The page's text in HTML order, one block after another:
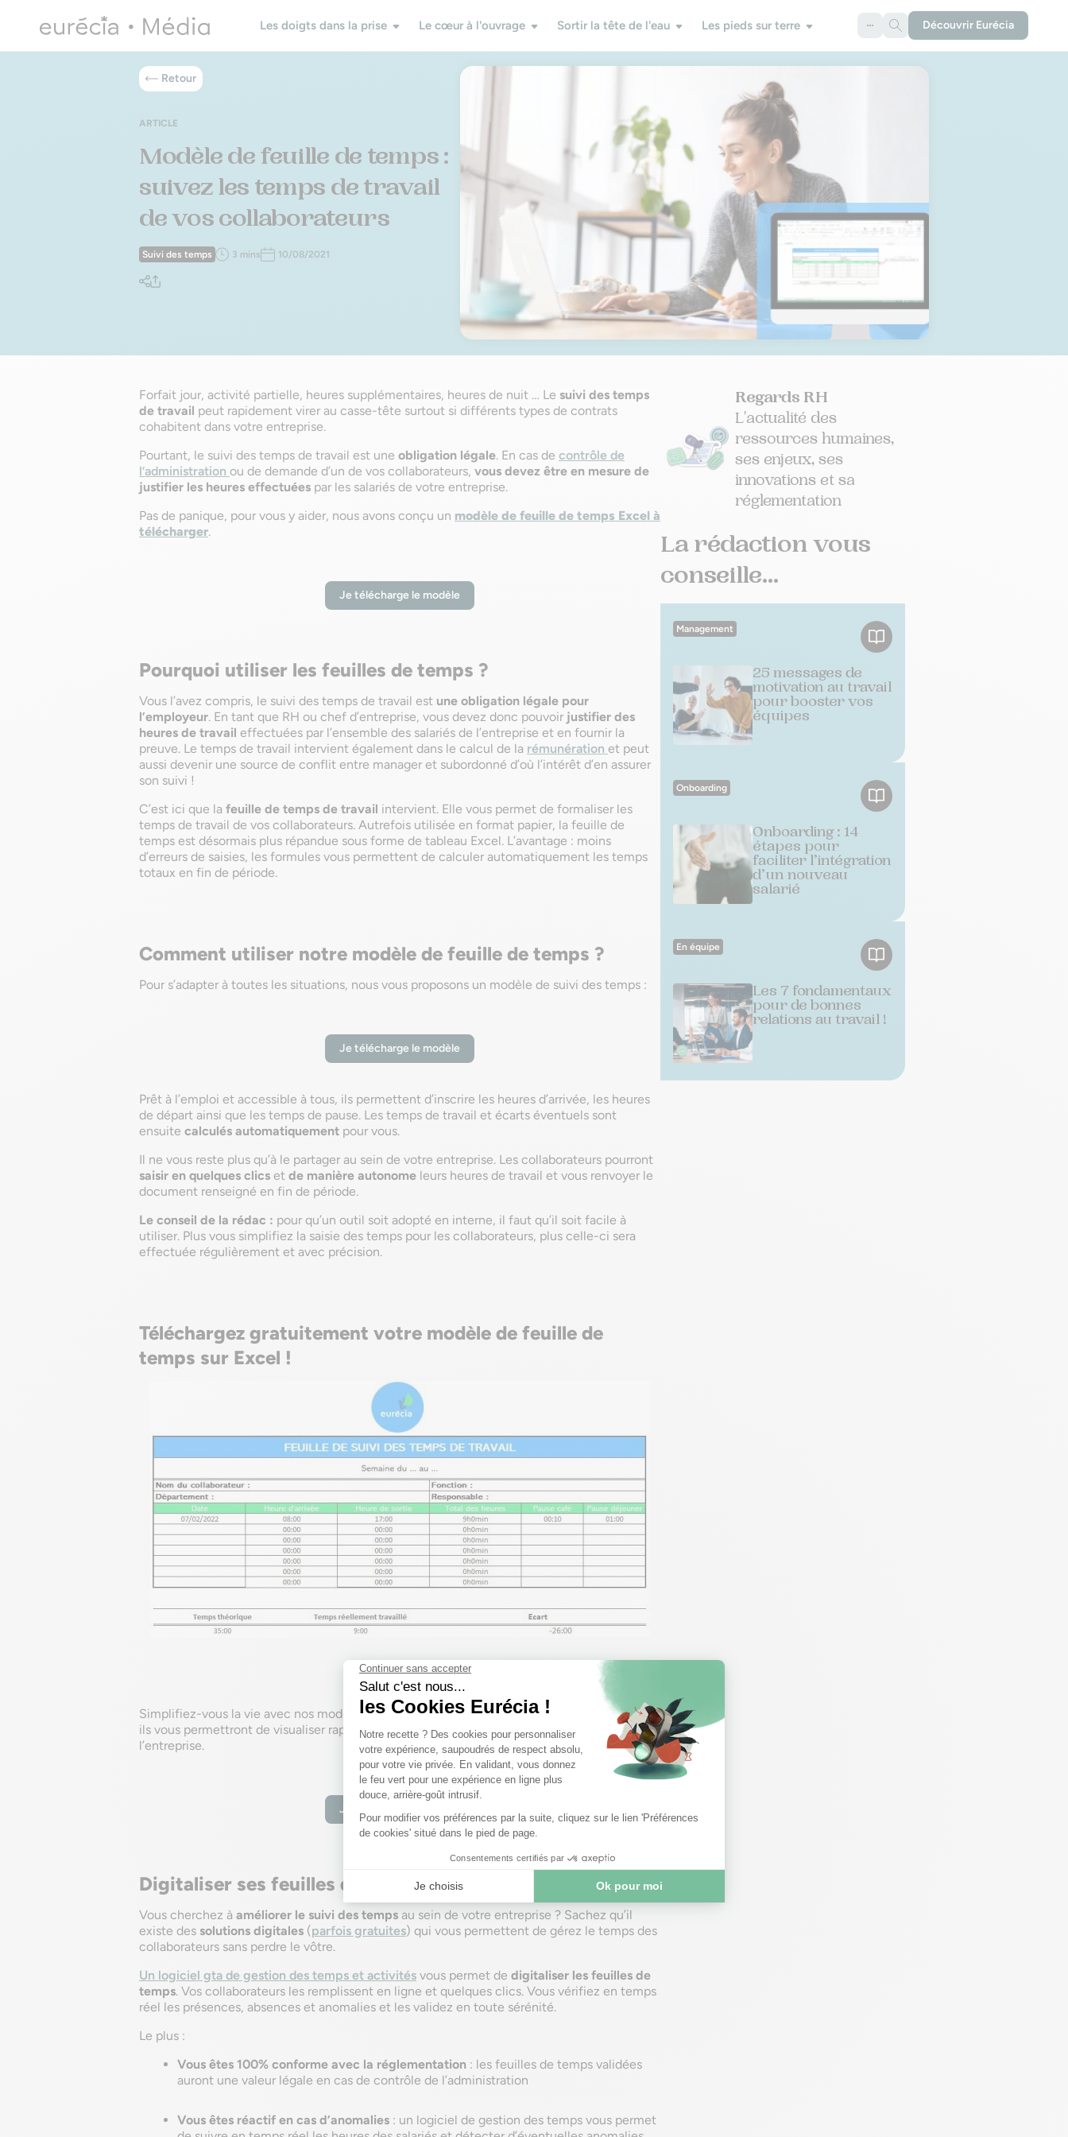
Les doigts dans la prise Le cœur à l'ouvrage Sortir la tête de l'eau Les pieds sur terre Découvrir Eurécia
Retour
ARTICLE
Modèle de feuille de temps :
suivez les temps de travail
de vos collaborateurs
Suivi des temps 3 mins 10/08/2021
Forfait jour, activité partielle, heures supplémentaires, heures de nuit … Le suivi des temps
de travail peut rapidement virer au casse-tête surtout si différents types de contrats
cohabitent dans votre entreprise.
Pourtant, le suivi des temps de travail est une obligation légale. En cas de contrôle de
l’administration ou de demande d’un de vos collaborateurs, vous devez être en mesure de
justifier les heures effectuées par les salariés de votre entreprise.
Pas de panique, pour vous y aider, nous avons conçu un modèle de feuille de temps Excel à
télécharger.
Je télécharge le modèle
Pourquoi utiliser les feuilles de temps ?
Vous l’avez compris, le suivi des temps de travail est une obligation légale pour
l’employeur. En tant que RH ou chef d’entreprise, vous devez donc pouvoir justifier des
heures de travail effectuées par l’ensemble des salariés de l’entreprise et en fournir la
preuve. Le temps de travail intervient également dans le calcul de la rémunération et peut
aussi devenir une source de conflit entre manager et subordonné d’où l’intérêt d’en assurer
son suivi !
C’est ici que la feuille de temps de travail intervient. Elle vous permet de formaliser les
temps de travail de vos collaborateurs. Autrefois utilisée en format papier, la feuille de
temps est désormais plus répandue sous forme de tableau Excel. L’avantage : moins
d’erreurs de saisies, les formules vous permettent de calculer automatiquement les temps
totaux en fin de période.
Comment utiliser notre modèle de feuille de temps ?
Pour s’adapter à toutes les situations, nous vous proposons un modèle de suivi des temps :
Je télécharge le modèle
Prêt à l’emploi et accessible à tous, ils permettent d’inscrire les heures d’arrivée, les heures
de départ ainsi que les temps de pause. Les temps de travail et écarts éventuels sont
ensuite calculés automatiquement pour vous.
Il ne vous reste plus qu’à le partager au sein de votre entreprise. Les collaborateurs pourront
saisir en quelques clics et de manière autonome leurs heures de travail et vous renvoyer le
document renseigné en fin de période.
Le conseil de la rédac : pour qu’un outil soit adopté en interne, il faut qu’il soit facile à
utiliser. Plus vous simplifiez la saisie des temps pour les collaborateurs, plus celle-ci sera
effectuée régulièrement et avec précision.
Téléchargez gratuitement votre modèle de feuille de
temps sur Excel !
Simplifiez-vous la vie avec nos modèles de feuilles de temps :100% personnalisables,
ils vous permettront de visualiser rapidement les heures travaillées des collaborateurs de
l’entreprise.
Je télécharge le modèle
Digitaliser ses feuilles de temps pour plus de sérénité !
Vous cherchez à améliorer le suivi des temps au sein de votre entreprise ? Sachez qu’il
existe des solutions digitales (parfois gratuites) qui vous permettent de gérez le temps des
collaborateurs sans perdre le vôtre.
Un logiciel gta de gestion des temps et activités vous permet de digitaliser les feuilles de
temps. Vos collaborateurs les remplissent en ligne et quelques clics. Vous vérifiez en temps
réel les présences, absences et anomalies et les validez en toute sérénité.
Le plus :
Vous êtes 100% conforme avec la réglementation : les feuilles de temps validées
auront une valeur légale en cas de contrôle de l’administration
Vous êtes réactif en cas d’anomalies : un logiciel de gestion des temps vous permet
Regards RH
L'actualité des
ressources humaines,
ses enjeux, ses
innovations et sa
réglementation
La rédaction vous
conseille...
Management
25 messages de
motivation au travail
pour booster vos
équipes
Onboarding
Onboarding : 14
étapes pour
faciliter l’intégration
d’un nouveau
salarié
En équipe
Les 7 fondamentaux
pour de bonnes
relations au travail !